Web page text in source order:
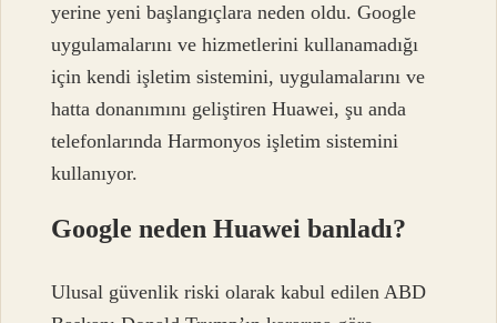
yerine yeni başlangıçlara neden oldu. Google
uygulamalarını ve hizmetlerini kullanamadığı
için kendi işletim sistemini, uygulamalarını ve
hatta donanımını geliştiren Huawei, şu anda
telefonlarında Harmonyos işletim sistemini
kullanıyor.
Google neden Huawei banladı?
Ulusal güvenlik riski olarak kabul edilen ABD